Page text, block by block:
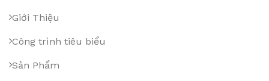
Giới Thiệu
Công trình tiêu biểu
Sản Phẩm